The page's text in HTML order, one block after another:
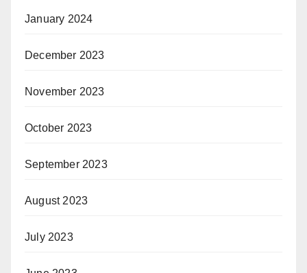
January 2024
December 2023
November 2023
October 2023
September 2023
August 2023
July 2023